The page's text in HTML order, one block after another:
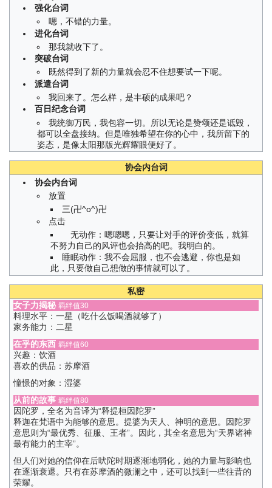
强化台词
嗯，不错的力量。
进化台词
那我就收下了。
突破台词
既然得到了新的力量就会忍不住想要试一下呢。
派遣台词
我回来了。怎么样，是丰硕的成果吧？
百日纪念台词
我统御万民，我包容一切。所以无论是赞颂还是诋毁，
都可以全盘接纳。但是唯独希望在你的心中，我所留下的
姿态，是像太阳那版光辉耀眼便好了。
协会内台词
协会内台词
放置
三(卍^o^)卍
点击
无动作：嗯嗯嗯，只要让对手的评价变低，就算
不努力自己的风评也会抬高的吧。我明白的。
睡眠动作：我不会屈服，也不会逃避，你也是如
此，只要做自己想做的事情就可以了。
私密
女子力揭秘 羁绊值30
料理水平：一星（吃什么饭喝酒就够了）
家务能力：二星
在乎的东西 羁绊值60
兴趣：饮酒
喜欢的供品：苏摩酒
憧憬的对象：湿婆
从前的故事 羁绊值80
因陀罗，全名为音译为“释提桓因陀罗”
释迦在梵语中为能够的意思。提婆为天人、神明的意思。因陀罗
意思则为“最优秀、征服、王者”。因此，其全名意思为“天界诸神
最有能力的主宰”。
但人们对她的信仰在后吠陀时期逐渐地弱化，她的力量与影响也
在逐渐衰退。只有在苏摩酒的微澜之中，还可以找到一些往昔的
荣耀。